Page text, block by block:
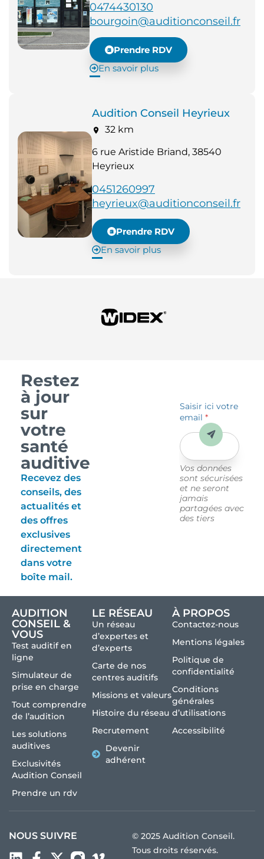
0474430130
bourgoin@auditionconseil.fr
Prendre RDV
En savoir plus
Audition Conseil Heyrieux
32 km
6 rue Aristide Briand, 38540
Heyrieux
0451260997
heyrieux@auditionconseil.fr
Prendre RDV
En savoir plus
Restez
à jour
sur
votre
santé
auditive
Recevez des
conseils, des
actualités et
des offres
exclusives
directement
dans votre
boîte mail.
Saisir ici votre
email*
Vos données
sont sécurisées
et ne seront
jamais
partagées avec
des tiers
Envoyer
AUDITION
CONSEIL &
VOUS
Test auditif en
ligne
Simulateur de
prise en charge
Tout comprendre
de l’audition
Les solutions
auditives
Exclusivités
Audition Conseil
Prendre un rdv
LE RÉSEAU
Un réseau
d’expertes et
d’experts
Carte de nos
centres auditifs
Missions et valeurs
Histoire du réseau
Recrutement
Devenir
adhérent
À PROPOS
Contactez-nous
Mentions légales
Politique de
confidentialité
Conditions
générales
d’utilisations
Accessibilité
NOUS SUIVRE
© 2025 Audition Conseil.
Tous droits réservés.